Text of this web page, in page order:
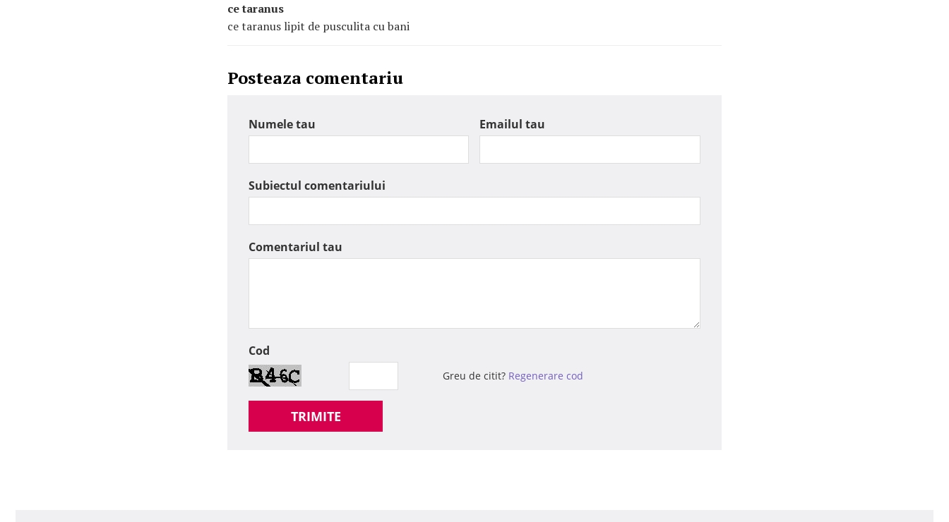
ce taranus
ce taranus lipit de pusculita cu bani
Posteaza comentariu
Numele tau Emailul tau
Subiectul comentariului
Comentariul tau
Cod
Greu de citit? Regenerare cod
TRIMITE